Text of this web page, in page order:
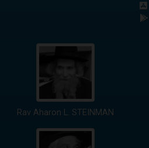
Rav Aharon L. STEINMAN